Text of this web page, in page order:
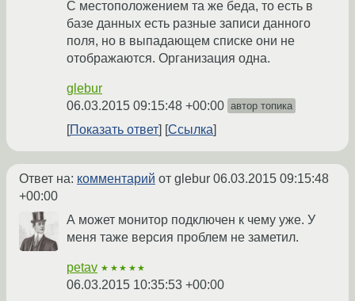
С местоположением та же беда, то есть в
базе данных есть разные записи данного
поля, но в выпадающем списке они не
отображаются. Организация одна.
glebur
06.03.2015 09:15:48 +00:00 автор топика
Показать ответ Ссылка
Ответ на: комментарий от glebur 06.03.2015 09:15:48
+00:00
А может монитор подключен к чему уже. У
меня таже версия проблем не заметил.
petav ★★★★★
06.03.2015 10:35:53 +00:00